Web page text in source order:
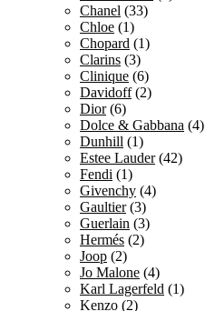
Chanel (33)
Chloe (1)
Chopard (1)
Clarins (3)
Clinique (6)
Davidoff (2)
Dior (6)
Dolce & Gabbana (4)
Dunhill (1)
Estee Lauder (42)
Fendi (1)
Givenchy (4)
Gaultier (3)
Guerlain (3)
Hermés (2)
Joop (2)
Jo Malone (4)
Karl Lagerfeld (1)
Kenzo (2)